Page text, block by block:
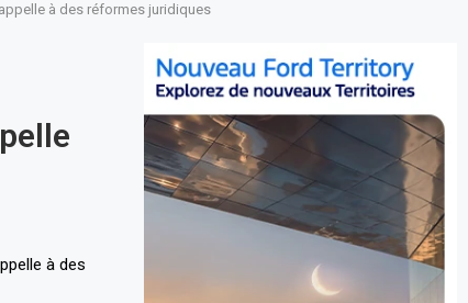
à des réformes juridiques